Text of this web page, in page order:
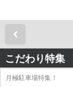
こだわり特集
月極駐車場特集！